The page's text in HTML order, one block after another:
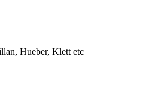
Hueber, Klett etc